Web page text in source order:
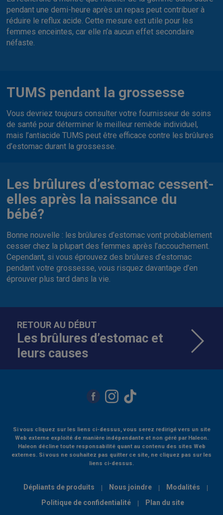
pendant une demi-heure après un repas peut contribuer à
réduire le reflux acide. Cette mesure est utile pour les
femmes enceintes, car elle n’a aucun effet secondaire
néfaste.
TUMS pendant la grossesse
Vous devriez toujours consulter votre fournisseur de soins
de santé pour déterminer le meilleur remède individuel,
mais l’antiacide TUMS peut être efficace contre les brûlures
d’estomac durant la grossesse.
Les brûlures d’estomac cessent-
elles après la naissance du
bébé?
Bonne nouvelle : les brûlures d’estomac vont probablement
cesser chez la plupart des femmes après l’accouchement.
Cependant, si vous éprouvez des brûlures d’estomac
pendant votre grossesse, vous risquez davantage d’en
éprouver plus tard dans la vie.
RETOUR AU DÉBUT
Les brûlures d’estomac et
leurs causes
Si vous cliquez sur les liens ci-dessus, vous serez redirigé vers un site
Web externe exploité de manière indépendante et non géré par Haleon.
Haleon décline toute responsabilité quant au contenu des sites Web
externes. Si vous ne souhaitez pas quitter ce site, ne cliquez pas sur les
liens ci-dessus.
Dépliants de produits Nous joindre
Modalités
Politique de confidentialité
Plan du site